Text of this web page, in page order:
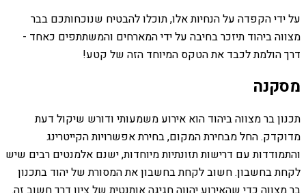
על ידי הקפדה על הנחיות אלו, תוכלו להבטיח שנוכחותכם בבר
מצווה ביהוד תיזכר בחיבה על ידי המארחים והמשתתפים כאחד -
דרך הולמת לכבד את הטקס המיוחד הזה של קטע!
מסקנה
תכנון בר מצווה ביהוד הוא אירוע משמעותי ודורש שיקול דעת
מדוקדק. החל מבחירת המקום, בחירת אפשרויות הקייטרינג
והתמודדות עם דרישות תזונתיות מיוחדות, ישנם אלמנטים רבים שיש
לקחת בחשבון. חשוב לקחת בחשבון את המסורת של יהוד בתכנון